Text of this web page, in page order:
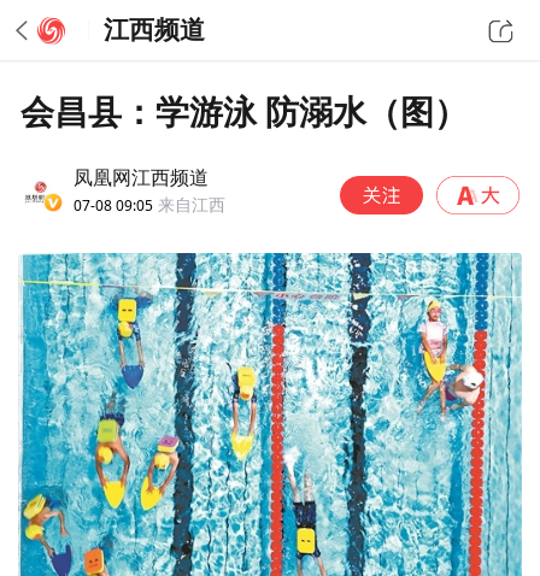
江西频道
会昌县：学游泳 防溺水（图）
凤凰网江西频道
07-08 09:05 来自江西